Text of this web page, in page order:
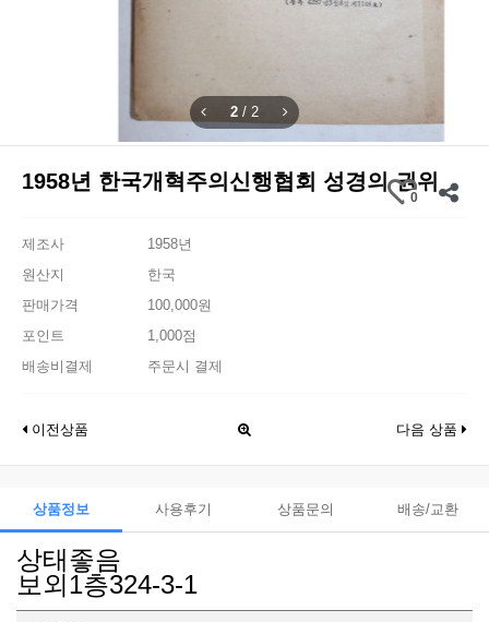
2 / 2
1958년 한국개혁주의신행협회 성경의 권위
0
제조사
1958년
원산지
한국
판매가격
100,000원
포인트
1,000점
배송비결제
주문시 결제
이전상품 다음 상품
상품정보 사용후기 상품문의 배송/교환
상태좋음
보외1층324-3-1